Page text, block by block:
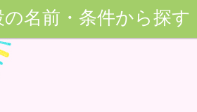
名前・条件から探す